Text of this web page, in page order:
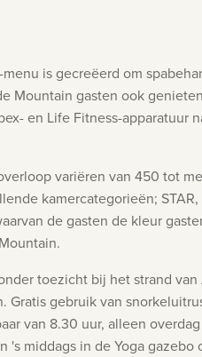
menu is gecreëerd om
Mountain gasten ook
en Life Fitness-apparatuur
variëren van 450 tot
kamercategorieën;
de gasten de kleur
Mountain.
toezicht bij het strand van
Gratis gebruik van
van 8.30 uur, alleen
's middags in de Yoga gazebo